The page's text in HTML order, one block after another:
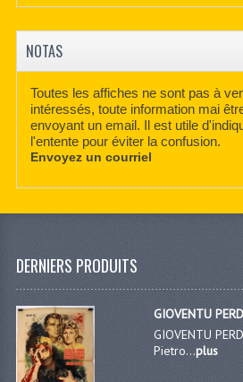
NOTAS
Toutes les affiches ne sont pas à
intéressés, toute information mai
envoyant un email. Il est utile
l'entente pour éviter la confusion.
Envoyez un courriel
DERNIERS PRODUITS
GIOVENTU
GIOVENTU
Pietro...plus